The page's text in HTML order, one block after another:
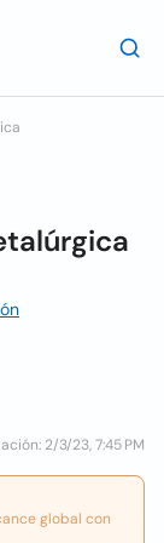
2/3/23, 7:45 PM
global con